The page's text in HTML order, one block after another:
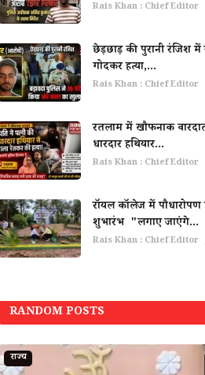
Rais Khan : Chief Editor
छेड़छाड़ की पुरानी रंजिश
गोदकर हत्या,...
Rais Khan : Chief Editor
रतलाम में खौफनाक
धारदार हथियार...
Rais Khan : Chief Editor
रॉयल कॉलेज में
शुभारंभ "लगाए जाएंगे...
Rais Khan : Chief Editor
RANDOM POSTS
राज्य